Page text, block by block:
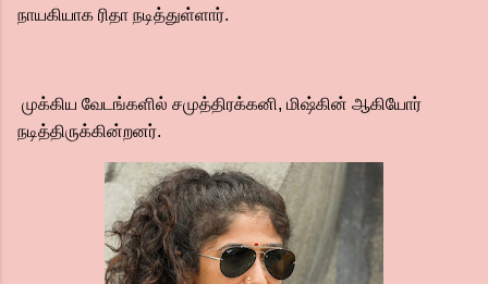
நாயகியாக ரிதா நடித்துள்ளார்.
முக்கிய வேடங்களில் சமுத்திரக்கனி, மிஷ்கின் ஆகியோர்
நடித்திருக்கின்றனர்.